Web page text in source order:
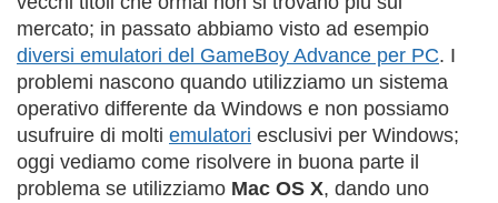
mercato; in passato abbiamo visto ad esempio
diversi emulatori del GameBoy Advance per PC. I
problemi nascono quando utilizziamo un sistema
operativo differente da Windows e non possiamo
usufruire di molti emulatori esclusivi per Windows;
oggi vediamo come risolvere in buona parte il
problema se utilizziamo Mac OS X, dando uno